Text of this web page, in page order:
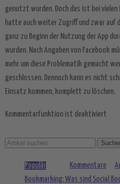
powered by
Management
genutzt wurden. Doch das ist bei
hatte auch weiter Zugriff und zwar auf
ganz zu Beginn der Nutzung der App
wurden. Nach Angaben von Facebook
mehr um diese Problematik gemacht
geschlossen. Dennoch kann es nicht
Einsatz kommen, komplett zu löschen.
Kommentarfunktion ist deaktiviert
Populär Kommentare
Bookmarking: Was sind Social